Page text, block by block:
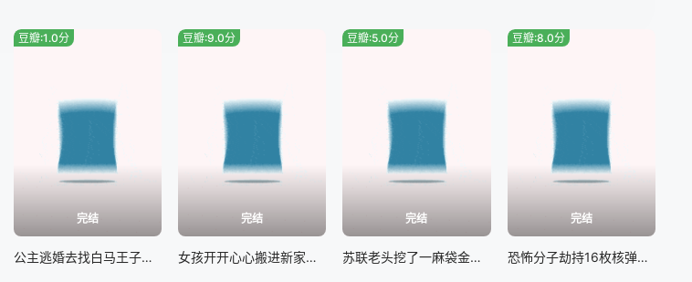
完结
豆瓣:1.0分
公主逃婚去找白马王子，结果和野兽成了一对#我亲爱的怪物伙伴
完结
豆瓣:9.0分
女孩开开心心搬进新家，没想到里面居然闹鬼#芬尼克
完结
豆瓣:5.0分
苏联老头挖了一麻袋金子，半路却遭纳粹抢夺追杀#永生战士
完结
豆瓣:8.0分
恐怖分子劫持16枚核弹袭击美军，美军展开终极拦截#终极拦截